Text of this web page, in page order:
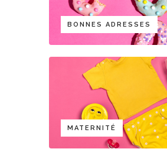
BONNES ADRESSES
MATERNITÉ